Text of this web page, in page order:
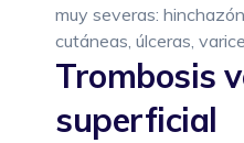
muy severas:
cutáneas, úlceras,
Trombosis
superficial